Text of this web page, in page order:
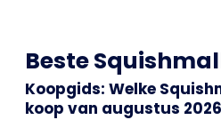
Beste
Koopgids: Welke
koop van augustus